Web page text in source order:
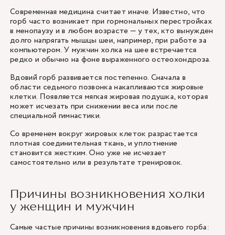
Современная медицина считает иначе. Известно, что
горб часто возникает при гормональных перестройках
в менопаузу и в любом возрасте — у тех, кто вынужден
долго напрягать мышцы шеи, например, при работе за
компьютером. У мужчин холка на шее встречается
редко и обычно на фоне выраженного остеохондроза.
Вдовий горб развивается постепенно. Сначала в
области седьмого позвонка накапливаются жировые
клетки. Появляется мягкая жировая подушка, которая
может исчезать при снижении веса или после
специальной гимнастики.
Со временем вокруг жировых клеток разрастается
плотная соединительная ткань, и уплотнение
становится жестким. Оно уже не исчезает
самостоятельно или в результате тренировок.
Причины возникновения холки
у женщин и мужчин
Самые частые причины возникновения вдовьего горба: